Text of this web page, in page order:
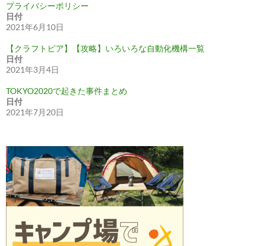
プライバシーポリシー
日付
2021年6月10日
【クラフトピア】【攻略】いろいろな自動化機構一覧
日付
2021年3月4日
TOKYO2020で起きた事件まとめ
日付
2021年7月20日